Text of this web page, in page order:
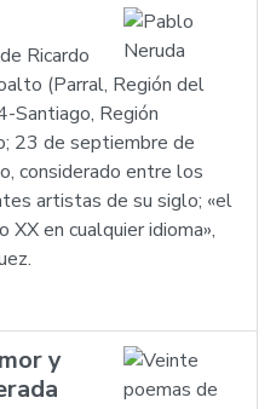
Ricardo
(Parral, Región del
Santiago, Región
23 de septiembre de
considerado entre los
artistas de su siglo; «el
en cualquier idioma»,
y